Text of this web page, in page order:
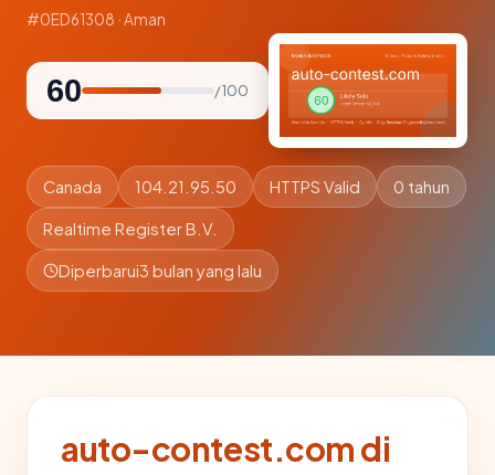
#0ED61308 · Aman
60 / 100
Canada 104.21.95.50 HTTPS Valid 0 tahun
Realtime Register B.V.
Diperbarui3 bulan yang lalu
auto-contest.com di